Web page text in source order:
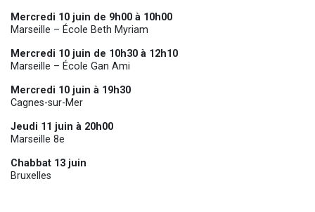
Mercredi 10 juin de 9h00 à 10h00
Marseille – École Beth Myriam
Mercredi 10 juin de 10h30 à 12h10
Marseille – École Gan Ami
Mercredi 10 juin à 19h30
Cagnes-sur-Mer
Jeudi 11 juin à 20h00
Marseille 8e
Chabbat 13 juin
Bruxelles